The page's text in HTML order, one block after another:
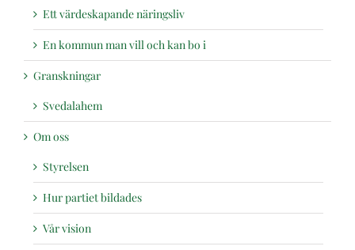
Ett värdeskapande näringsliv
En kommun man vill och kan bo i
Granskningar
Svedalahem
Om oss
Styrelsen
Hur partiet bildades
Vår vision